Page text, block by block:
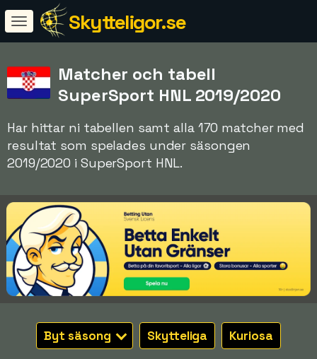
Skytteligor.se
Matcher och tabell
SuperSport HNL 2019/2020
Har hittar ni tabellen samt alla 170 matcher med
resultat som spelades under säsongen
2019/2020 i SuperSport HNL.
Byt säsong Skytteliga Kuriosa